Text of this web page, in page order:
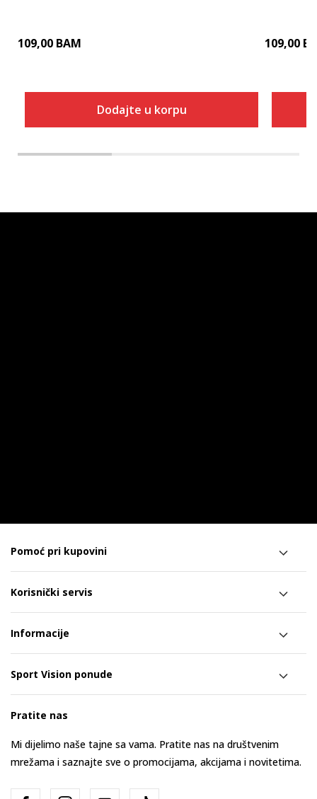
109,00 BAM
Dodajte u korpu
109,00
Pomoć pri kupovini
Korisnički servis
Informacije
Sport Vision ponude
Pratite nas
Mi dijelimo naše tajne sa vama. Pratite nas na društvenim
mrežama i saznajte sve o promocijama, akcijama i novitetima.